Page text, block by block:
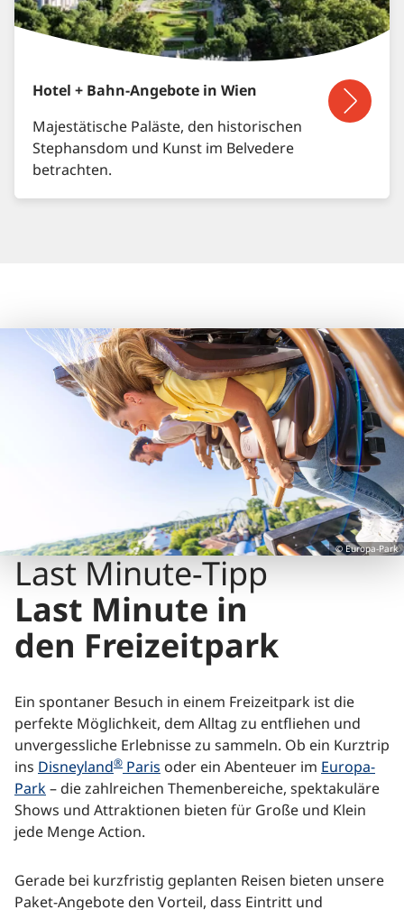
Hotel + Bahn-Angebote in Wien
Majestätische Paläste, den historischen
Stephansdom und Kunst im Belvedere
betrachten.
Last Minute-Tipp
Last Minute in
den Freizeitpark
Ein spontaner Besuch in einem Freizeitpark ist die
perfekte Möglichkeit, dem Alltag zu entfliehen und
unvergessliche Erlebnisse zu sammeln. Ob ein Kurztrip
ins Disneyland® Paris oder ein Abenteuer im Europa-
Park– die zahlreichen Themenbereiche, spektakuläre
Shows und Attraktionen bieten für Große und Klein
jede Menge Action.
Gerade bei kurzfristig geplanten Reisen bieten unsere
Paket-Angebote den Vorteil, dass Eintritt und
© Europa-Park